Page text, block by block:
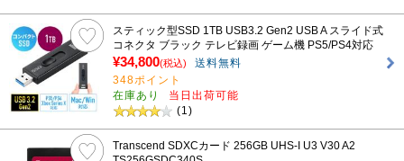
スティック型SSD 1TB USB3.2 Gen2 USB A スライド式
コネクタ ブラック テレビ録画 ゲーム機 PS5/PS4対応
¥34,800(税込)
送料無料
348ポイント
在庫あり
当日出荷可能
(1)
Transcend SDXCカード 256GB UHS-I U3 V30 A2